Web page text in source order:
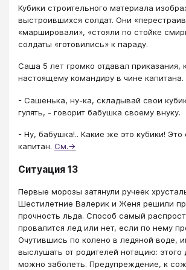
Кубики строительного материала
выстроившихся солдат. Они
«маршировали», «стояли по стойке
солдаты «готовились» к параду.
Саша 5 лет громко отдавал приказания,
настоящему командиру в чине капитана.
- Сашенька, ну-ка, складывай свои
гулять, - говорит бабушка своему внуку.
- Ну, бабушка!.. Какие же это кубики! Это
капитан. См.→
Ситуация 13
Первые морозы затянули ручеек
Шестилетние Валерик и Женя решили
прочность льда. Способ самый
провалится лед или нет, если по нему
Очутившись по колено в ледяной воде,
выслушать от родителей нотацию: этого
можно заболеть. Предупреждение, к